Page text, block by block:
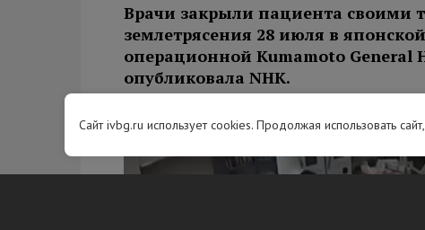
Врачи закрыли пациента своими
землетрясения 28 июля в
операционной Kumamoto General
опубликовала NHK.
Сайт ivbg.ru использует cookies. Продолжая использовать